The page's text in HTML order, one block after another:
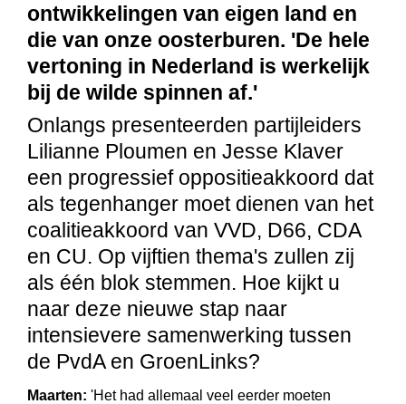
ontwikkelingen van eigen land en
die van onze oosterburen. 'De hele
vertoning in Nederland is werkelijk
bij de wilde spinnen af.'
Onlangs presenteerden partijleiders
Lilianne Ploumen en Jesse Klaver
een progressief oppositieakkoord dat
als tegenhanger moet dienen van het
coalitieakkoord van VVD, D66, CDA
en CU. Op vijftien thema's zullen zij
als één blok stemmen. Hoe kijkt u
naar deze nieuwe stap naar
intensievere samenwerking tussen
de PvdA en GroenLinks?
Maarten: 'Het had allemaal veel eerder moeten